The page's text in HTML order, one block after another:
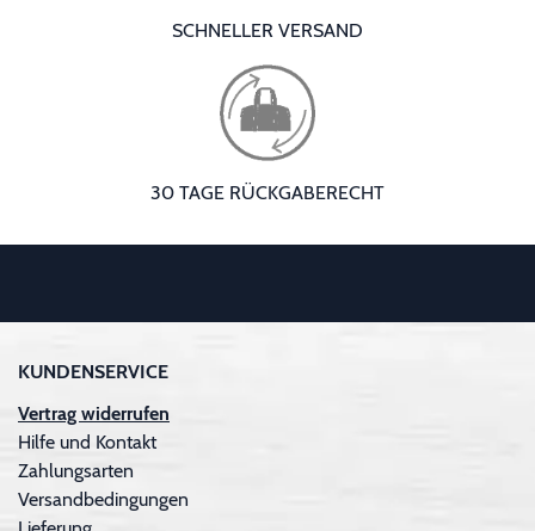
SCHNELLER VERSAND
30 TAGE RÜCKGABERECHT
KUNDENSERVICE
Vertrag widerrufen
Hilfe und Kontakt
Zahlungsarten
Versandbedingungen